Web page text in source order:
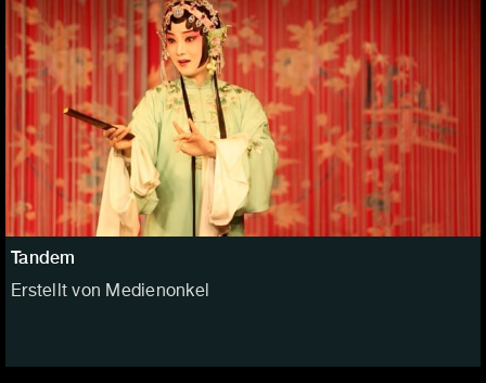
Tandem
Erstellt von Medienonkel